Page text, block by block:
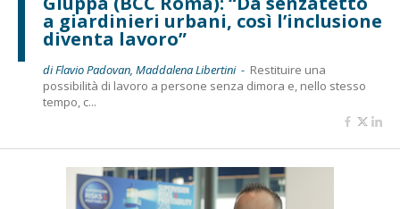
a giardinieri urbani, così l’inclusione
diventa lavoro”
di Flavio Padovan, Maddalena Libertini - Restituire una
possibilità di lavoro a persone senza dimora e, nello stesso
tempo, c...